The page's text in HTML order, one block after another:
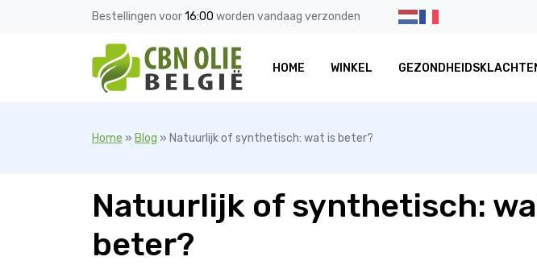
Bestellingen voor16:00 worden vandaag verzonden
HOME WINKEL
Home » Blog » Natuurlijk of synthetisch: wat is beter?
Natuurlijk of synthetisch:
beter?